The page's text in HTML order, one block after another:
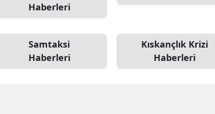
Kayseri
Kırşehir
Kocaeli
Haberleri
Samtaksi
Haberleri
Kıskançlık Krizi
Haberleri